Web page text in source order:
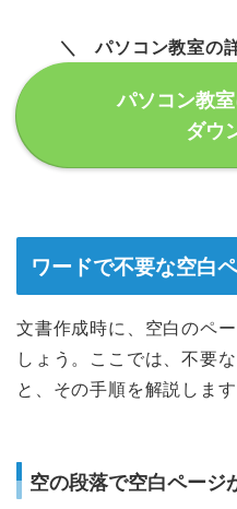
＼ パソコン教室の
パソコン教
ダウ
ワードで不要な空白
文書作成時に、空白のペ
しょう。ここでは、不要
と、その手順を解説します
空の段落で空白ページ